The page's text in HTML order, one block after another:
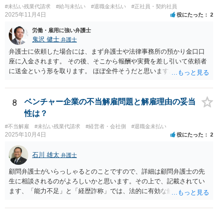
#未払い残業代請求 #給与未払い #退職金未払い #正社員・契約社員
2025年11月4日 役にたった 2
労働・雇用に強い弁護士
鬼沢 健士 弁護士
弁護士に依頼した場合には、まず弁護士や法律事務所の預かり金口口
座に入金されます。 その後、そこから報酬や実費を差し引いて依頼者
に送金という形を取ります。 ほぼ全件そうだと思います。
8
ベンチャー企業の不当解雇問題と解雇理由の妥当
性は？
#不当解雇 #未払い残業代請求 #経営者・会社側 #退職金未払い
2025年10月4日 役にたった 2
石川 雄太 弁護士
顧問弁護士がいらっしゃるとのことですので、詳細は顧問弁護士の先
生に相談されるのがよろしいかと思います。その上で、記載されてい
ます、「能力不足」と「経歴詐称」では、法的に有効な解雇理由とす
いのです。 また、高度人材の中途社員であっても、解雇しやすいわけ